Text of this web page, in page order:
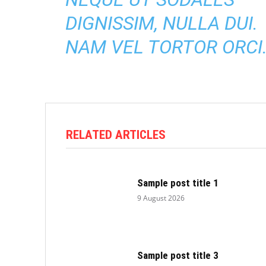
DIGNISSIM, NULLA DUI.
NAM VEL TORTOR
RELATED ARTICLES
Sample post title 1
9 August 2026
Sample post title 3